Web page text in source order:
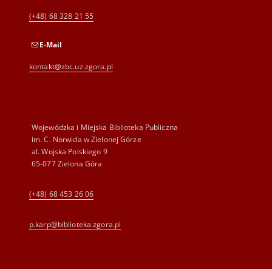
(+48) 68 328 21 55
E-Mail
kontakt@zbc.uz.zgora.pl
Wojewódzka i Miejska Biblioteka Publiczna
im. C. Norwida w Zielonej Górze
al. Wojska Polskiego 9
65-077 Zielona Góra
(+48) 68 453 26 06
p.karp@biblioteka.zgora.pl